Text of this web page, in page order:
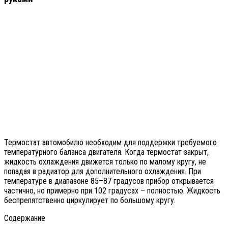
Термостат автомобилю необходим для поддержки требуемого
температурного баланса двигателя. Когда термостат закрыт,
жидкость охлаждения движется только по малому кругу, не
попадая в радиатор для дополнительного охлаждения. При
температуре в диапазоне 85–87 градусов прибор открывается
частично, но примерно при 102 градусах – полностью. Жидкость
беспрепятственно циркулирует по большому кругу.
Содержание